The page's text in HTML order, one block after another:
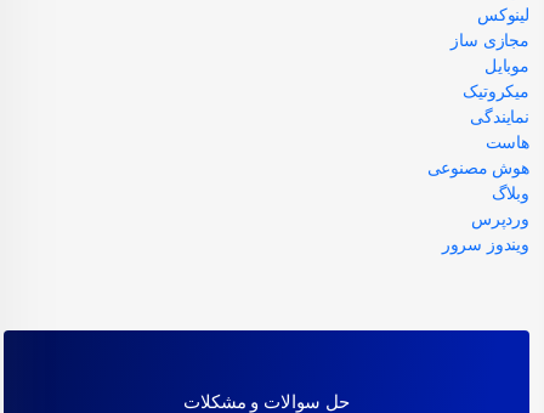
لینوکس
مجازی ساز
موبایل
میکروتیک
نمایندگی
هاست
هوش مصنوعی
وبلاگ
وردپرس
ویندوز سرور
حل سوالات و مشکلات